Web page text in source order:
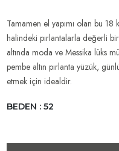
Tamamen el yapımı olan bu
halindeki pırlantalarla değerli
altında moda ve Messika lüks
pembe altın pırlanta yüzük,
etmek için idealdir.
BEDEN : 52